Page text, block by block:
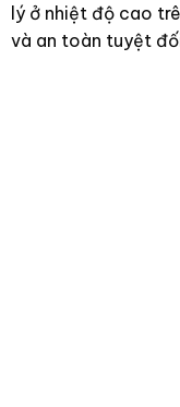
lý ở nhiệt độ cao
và an toàn tuyệt